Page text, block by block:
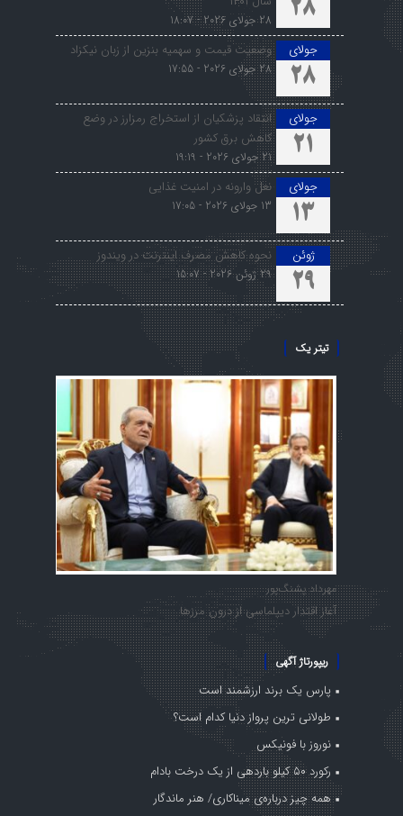
28 28 جولای 2026 - 18:07
جولای
28
وضعیت قیمت و سهمیه بنزین از زبان نیکزاد
28 جولای 2026 - 17:55
جولای
21
انتقاد پزشکیان از استخراج رمزارز در وضع
کاهش برق کشور
21 جولای 2026 - 19:19
جولای
13
نعل وارونه در امنیت غذایی
13 جولای 2026 - 17:05
ژوئن
29
نحوه کاهش مصرف اینترنت در ویندوز
29 ژوئن 2026 - 15:07
تیتر یک
مهرداد پشنگ‌پور
آغاز اقتدار دیپلماسی از درون مرزها
ریپورتاژ آگهی
پارس یک برند ارزشمند است
طولانی ترین پرواز دنیا کدام است؟
نوروز با فونیکس
رکورد ۵۰ کیلو باردهی از یک درخت بادام
همه چیز درباره‌ی میناکاری/ هنر ماندگار